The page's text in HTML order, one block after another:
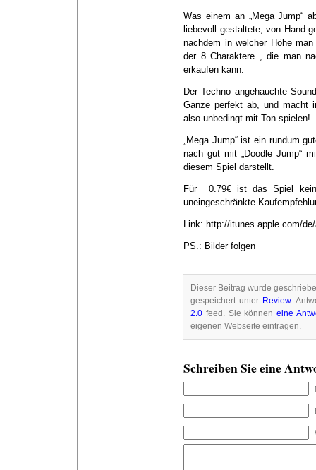
Was einem an „Mega Jump“
liebevoll gestaltete, von Hand
nachdem in welcher Höhe
der 8 Charaktere , die man
erkaufen kann.
Der Techno angehauchte
Ganze perfekt ab, und macht
also unbedingt mit Ton spielen!
„Mega Jump“ ist ein rundum
nach gut mit „Doodle Jump“
diesem Spiel darstellt.
Für 0.79€ ist das Spiel
uneingeschränkte
Link: http://itunes.apple.com/
PS.: Bilder folgen
Dieser Beitrag wurde
gespeichert unter Review.
2.0 feed. Sie könneneine
eigenen Webseite eintragen.
Schreiben Sie eine